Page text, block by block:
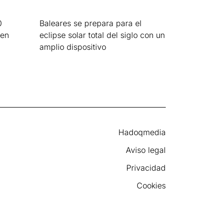
Baleares se prepara para el
eclipse solar total del siglo con un
amplio dispositivo
Hadoqmedia
Aviso legal
Privacidad
Cookies